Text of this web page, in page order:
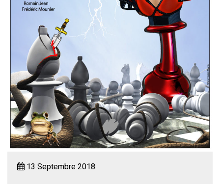
13 Septembre 2018